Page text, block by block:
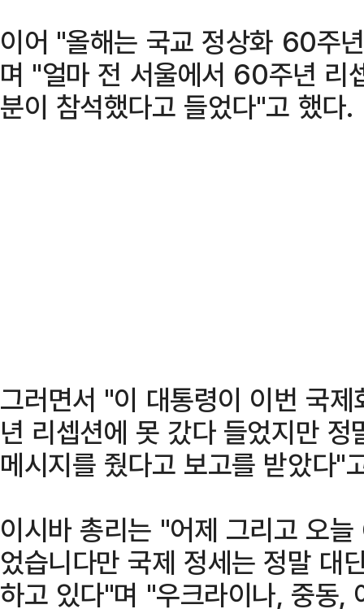
이어 "올해는 국교 정상화 60주
며 "얼마 전 서울에서 60주년 리
분이 참석했다고 들었다"고 했다.
그러면서 "이 대통령이 이번 국
년 리셉션에 못 갔다 들었지만
메시지를 줬다고 보고를 받았다"
이시바 총리는 "어제 그리고 오
었습니다만 국제 정세는 정말 대
하고 있다"며 "우크라이나, 중동,